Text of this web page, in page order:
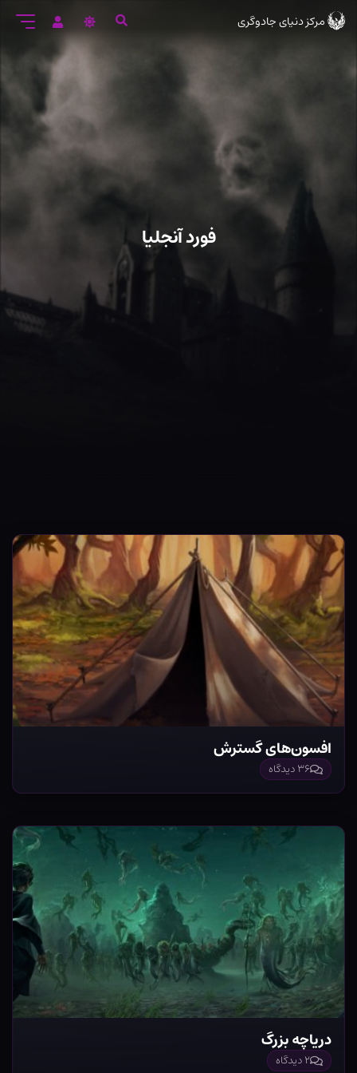
ورود
اصلی
مرکز دنیای جادوگری
فورد آنجلیا
افسون‌های گسترش
۳۶ دیدگاه
دریاچه بزرگ
۲ دیدگاه